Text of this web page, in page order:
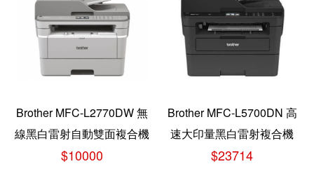
Brother MFC-L2770DW 無
線黑白雷射自動雙面複合機
$10000
Brother MFC-L5700DN 高
速大印量黑白雷射複合機
$23714